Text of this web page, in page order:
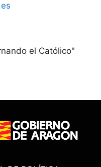
el Católico"